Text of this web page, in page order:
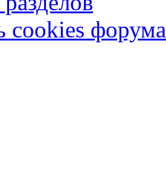
cookies форума